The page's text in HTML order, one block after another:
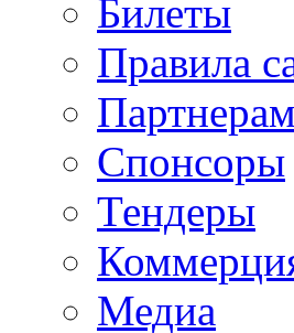
Билеты
Правила
Партнерам
Спонсоры
Тендеры
Медиа